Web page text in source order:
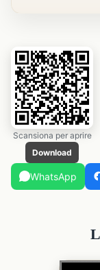
Scansiona per aprire
Download
WhatsApp